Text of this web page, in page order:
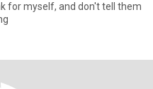
for myself, and don't tell them